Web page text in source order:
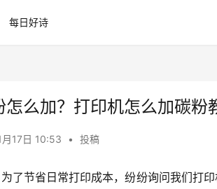
每日好诗
怎么加？打印机怎么加碳粉
月17日 10:53 • 投稿
了节省日常打印成本，纷纷询问我们打